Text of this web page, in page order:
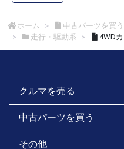
ホーム 中古パーツを買う
走行・駆動系
4WD
クルマを売る
中古パーツを買う
その他